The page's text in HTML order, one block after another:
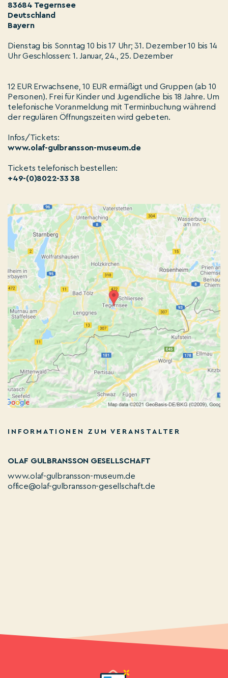
83684 Tegernsee
Deutschland
Bayern
Dienstag bis Sonntag 10 bis 17 Uhr; 31. Dezember 10 bis 14
Uhr Geschlossen: 1. Januar, 24., 25. Dezember
12 EUR Erwachsene, 10 EUR ermäßigt und Gruppen (ab 10
Personen). Frei für Kinder und Jugendliche bis 18 Jahre. Um
telefonische Voranmeldung mit Terminbuchung während
der regulären Öffnungszeiten wird gebeten.
Infos/Tickets:
www.olaf-gulbransson-museum.de
Tickets telefonisch bestellen:
+49-(0)8022-33 38
INFORMATIONEN ZUM VERANSTALTER
OLAF GULBRANSSON GESELLSCHAFT
www.olaf-gulbransson-museum.de
office@olaf-gulbransson-gesellschaft.de